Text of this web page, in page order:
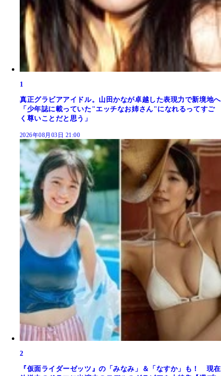
1
真正グラビアアイドル。山田かなが卓越した表現力で新境地へ
「少年誌に載っていた"エッチなお姉さん"になれるってすご
く尊いことだと思う」
2026年08月03日 21:00
2
『仮面ライダーゼッツ』の「みなみ」＆「なすか」も！ 現在